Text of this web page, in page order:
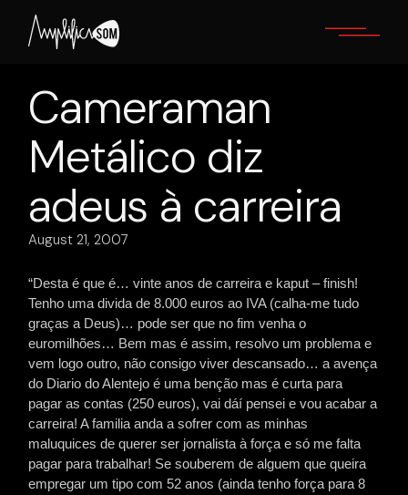
content
Cameraman
Metálico diz
adeus à carreira
August 21, 2007
“Desta é que é… vinte anos de carreira e kaput – finish!
Tenho uma divida de 8.000 euros ao IVA (calha-me tudo
graças a Deus)… pode ser que no fim venha o
euromilhões… Bem mas é assim, resolvo um problema e
vem logo outro, não consigo viver descansado… a avença
do Diario do Alentejo é uma benção mas é curta para
pagar as contas (250 euros), vai dáí pensei e vou acabar a
carreira! A familia anda a sofrer com as minhas
maluquices de querer ser jornalista à força e só me falta
pagar para trabalhar! Se souberem de alguem que queira
empregar um tipo com 52 anos (ainda tenho força para 8